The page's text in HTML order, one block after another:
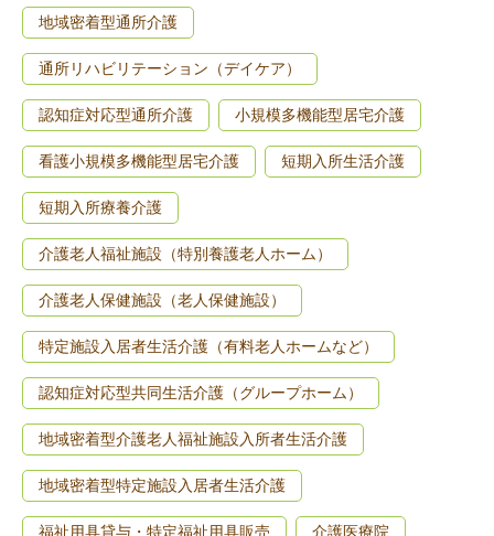
地域密着型通所介護
通所リハビリテーション（デイケア）
認知症対応型通所介護 小規模多機能型居宅介護
看護小規模多機能型居宅介護 短期入所生活介護
短期入所療養介護
介護老人福祉施設（特別養護老人ホーム）
介護老人保健施設（老人保健施設）
特定施設入居者生活介護（有料老人ホームなど）
認知症対応型共同生活介護（グループホーム）
地域密着型介護老人福祉施設入所者生活介護
地域密着型特定施設入居者生活介護
福祉用具貸与・特定福祉用具販売 介護医療院